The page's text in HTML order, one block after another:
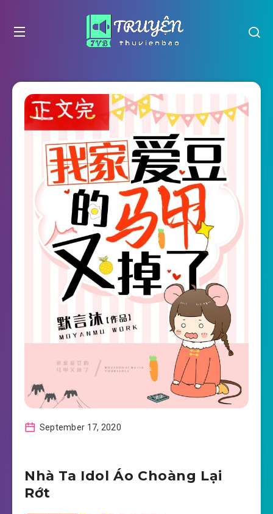
September 17, 2020
Nhà Ta Idol Áo Choàng Lại
Rớt